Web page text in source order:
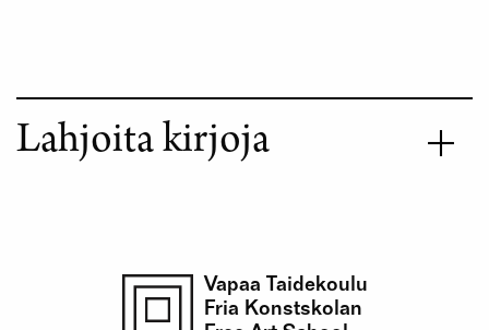
Lahjoita kirjoja
Vapaa Taidekoulu
Fria Konstskolan